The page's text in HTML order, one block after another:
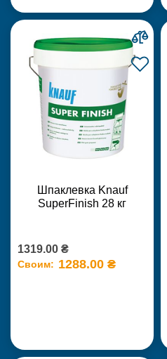
Шпаклевка Knauf
SuperFinish 28 кг
1319.00 ₴
Своим: 1288.00 ₴